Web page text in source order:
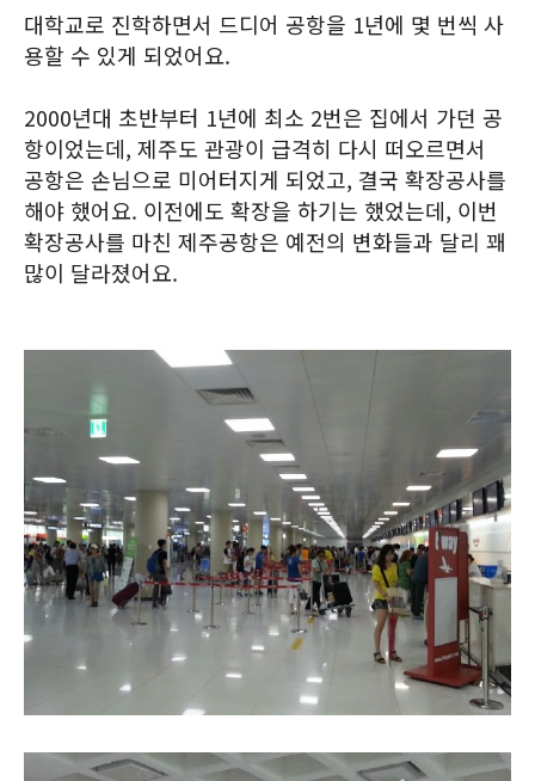
대학교로 진학하면서 드디어 공항을 1년에 몇 번씩 사
용할 수 있게 되었어요.
2000년대 초반부터 1년에 최소 2번은 집에서 가던 공
항이었는데, 제주도 관광이 급격히 다시 떠오르면서
공항은 손님으로 미어터지게 되었고, 결국 확장공사를
해야 했어요. 이전에도 확장을 하기는 했었는데, 이번
확장공사를 마친 제주공항은 예전의 변화들과 달리 꽤
많이 달라졌어요.